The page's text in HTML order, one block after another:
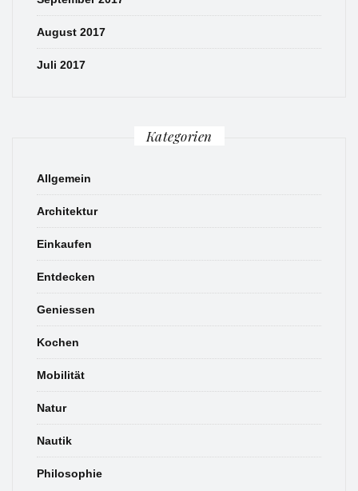
August 2017
Juli 2017
Kategorien
Allgemein
Architektur
Einkaufen
Entdecken
Geniessen
Kochen
Mobilität
Natur
Nautik
Philosophie